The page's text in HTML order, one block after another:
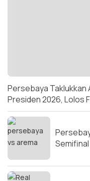
Persebaya Taklukkan
Presiden 2026, Lolos